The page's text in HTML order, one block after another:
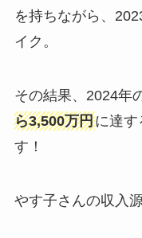
を持ちながら、
イク。
その結果、2024年
ら3,500万円に達す
す！
やす子さんの収入